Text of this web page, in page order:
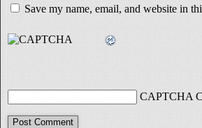
Save my name, email, and website in
CAPTCHA